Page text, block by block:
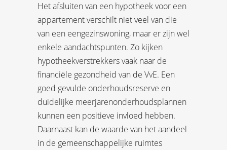
Het afsluiten van een hypotheek voor een
appartement verschilt niet veel van die
van een eengezinswoning, maar er zijn wel
enkele aandachtspunten. Zo kijken
hypotheekverstrekkers vaak naar de
financiële gezondheid van de VvE. Een
goed gevulde onderhoudsreserve en
duidelijke meerjarenonderhoudsplannen
kunnen een positieve invloed hebben.
Daarnaast kan de waarde van het aandeel
in de gemeenschappelijke ruimtes